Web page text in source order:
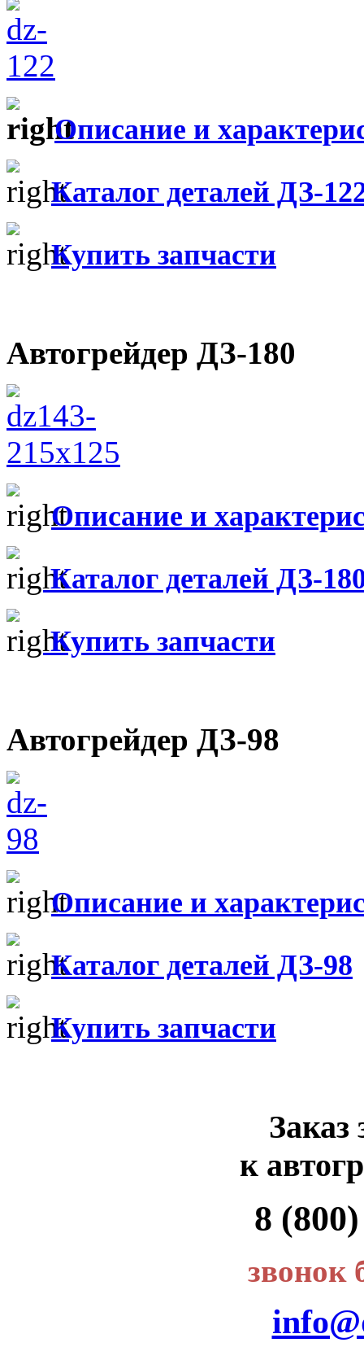
Описание и
Каталог деталей ДЗ-
Купить запчасти
Автогрейдер ДЗ-180
Описание и
Каталог деталей ДЗ-
Купить запчасти
Автогрейдер ДЗ-98
Описание и
Каталог деталей ДЗ-98
Купить запчасти
Заказ
к
8
звонок